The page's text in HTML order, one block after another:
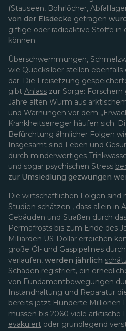
(Stauseen, Bohrlöcher,
von der Eisdecke getragen
giftige oder radioaktive Stoffe in
können.
Überschwemmungen,
wie Quecksilber stellen
dar. Die Freisetzung
gibt Anlass zur Sorge:
Jahre alten Wurm aus
und Warnungen vor dem
Krankheitserreger häufen sich.
Befürchtung ähnlicher Folgen
Insgesamt sind Leben und
durch minderwertiges
und sogar psychischen Stress
zur Umsiedlung gezwungen
Die wirtschaftlichen Folgen sind
Studien schätzen , dass allein in
Gebäuden und Straßen durch
Permafrosts bis zum Ende des
Milliarden US-Dollar erreichen
große Öl- und Gaspipelines
verlaufen, werden jährlich
Schäden registriert, ein
von Fundamentbewegungen
Instandhaltung und Reparatur
bereits jetzt Hunderte Millionen
müssen bis 2060 viele arktische
evakuiert oder grundlegend